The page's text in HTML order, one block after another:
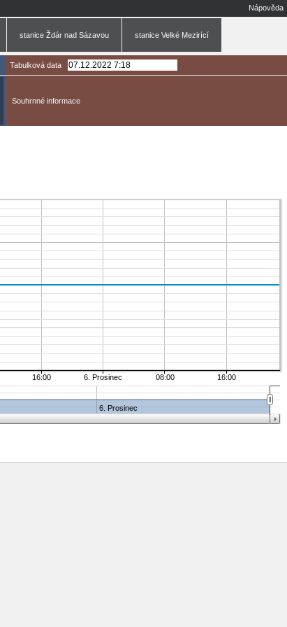
Nápověda
stanice Ždár nad Sázavou stanice Velké Mezirící
Tabulková data
Souhrnné informace
16:00 6. Prosinec 08:00 16:00
6. Prosinec